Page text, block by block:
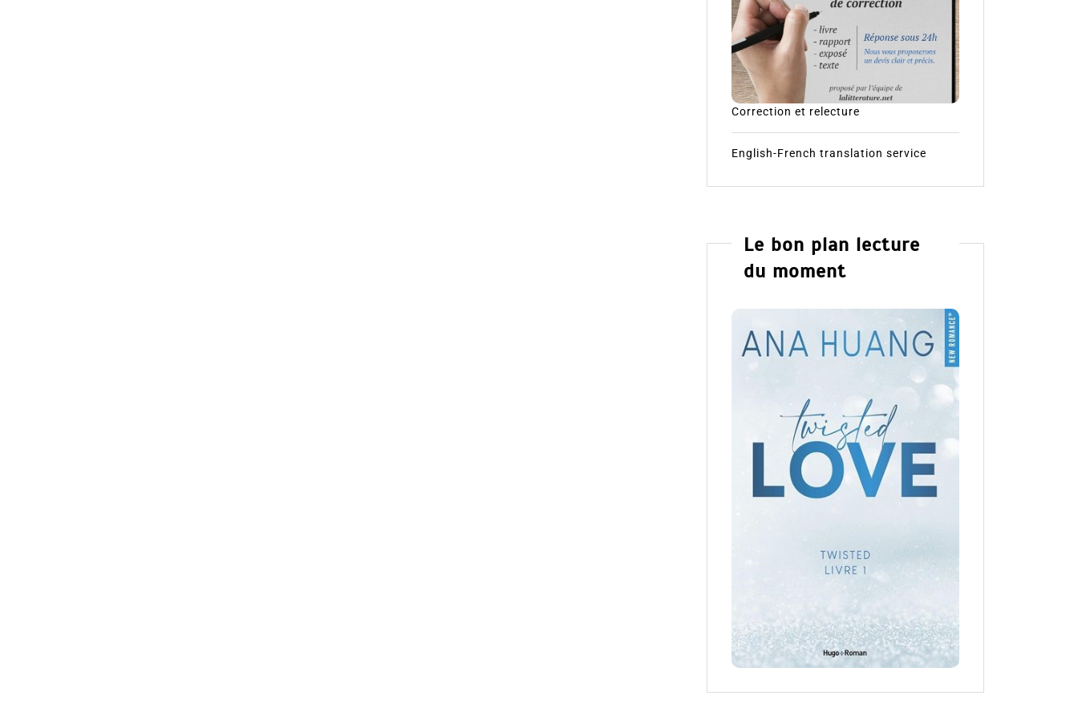
Correction et relecture
English-French translation service
Le bon plan lecture
du moment